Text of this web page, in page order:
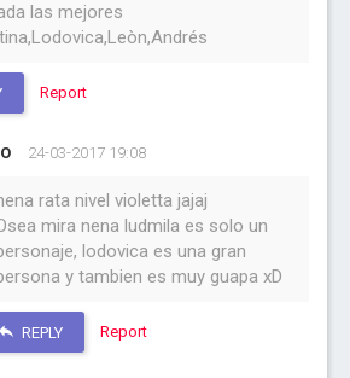
las mejores
Report
24-03-2017 19:08
rata nivel violetta jajaj
mira nena ludmila es solo un
lodovica es una gran
y tambien es muy guapa xD
REPLY Report